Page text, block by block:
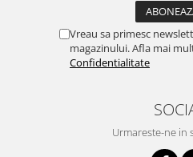
Vreau sa primesc
magazinului. Afla mai
Confidentialitate
Urmareste-ne in